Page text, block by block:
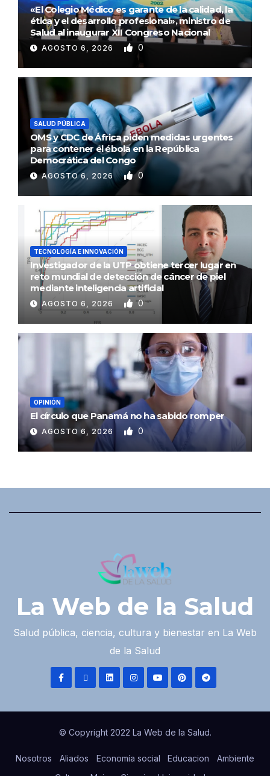
«El Colegio Médico es garante de la calidad, la
ética y el desarrollo profesional», ministro de
Salud al inaugurar XII Congreso Nacional
AGOSTO 6, 2026 0
SALUD PÚBLICA
OMS y CDC de África piden medidas urgentes
para contener el ébola en la República
Democrática del Congo
AGOSTO 6, 2026 0
TECNOLOGÍA E INNOVACIÓN
Investigador de la UTP obtiene tercer lugar en
reto mundial de detección de cáncer de piel
mediante inteligencia artificial
AGOSTO 6, 2026 0
OPINIÓN
El círculo que Panamá no ha sabido romper
AGOSTO 6, 2026 0
La Web de la Salud
Salud pública, ciencia, cultura y bienestar en La Web
de la Salud
© Copyright 2022 La Web de la Salud.
Nosotros Aliados Economía social Educacion
Ambiente